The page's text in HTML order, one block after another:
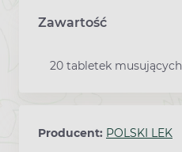
Zawartość
20 tabletek musujących
Producent: POLSKI LEK